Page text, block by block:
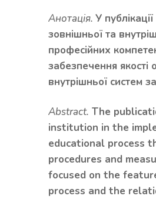
Анотація. У
зовнішньої та
професійних
забезпечення якості
внутрішньої систем
Abstract. The
institution in the
educational process
procedures and
focused on the
process and the